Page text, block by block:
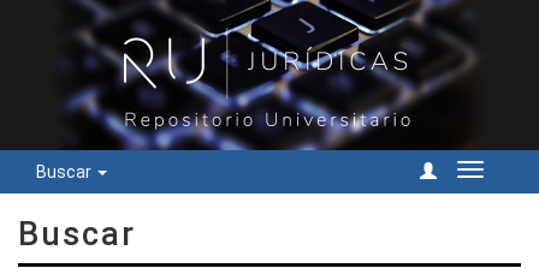
Buscar
Cambiar
Buscar